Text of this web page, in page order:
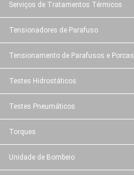
Serviços de Tratamentos Térmicos
Tensionadores de Parafuso
Tensionamento de Parafusos e Porcas
Testes Hidrostáticos
Testes Pneumáticos
Torques
Unidade de Bombeio